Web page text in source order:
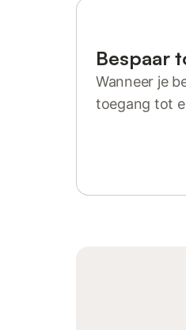
Bespaar
Wanneer je
toegang tot